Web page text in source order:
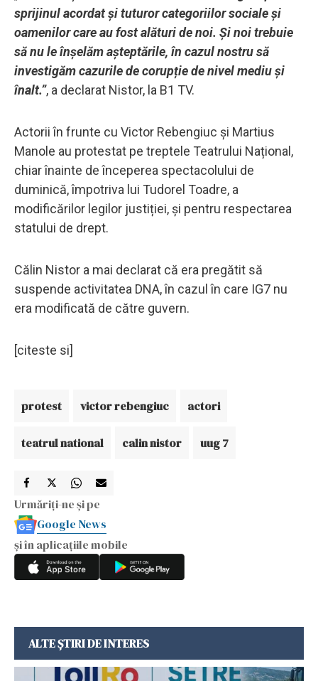
sprijinul acordat și tuturor categoriilor sociale și
oamenilor care au fost alături de noi. Și noi trebuie
să nu le înșelăm așteptările, în cazul nostru să
investigăm cazurile de corupție de nivel mediu și
înalt.”, a declarat Nistor, la B1 TV.
Actorii în frunte cu Victor Rebengiuc și Martius
Manole au protestat pe treptele Teatrului Național,
chiar înainte de începerea spectacolului de
duminică, împotriva lui Tudorel Toadre, a
modificărilor legilor justiției, și pentru respectarea
statului de drept.
Călin Nistor a mai declarat că era pregătit să
suspende activitatea DNA, în cazul în care IG7 nu
era modificată de către guvern.
[citeste si]
protest victor rebengiuc actori
teatrul national calin nistor uug 7
Urmăriți-ne și pe
Google News
și în aplicațiile mobile
ALTE ȘTIRI DE INTERES